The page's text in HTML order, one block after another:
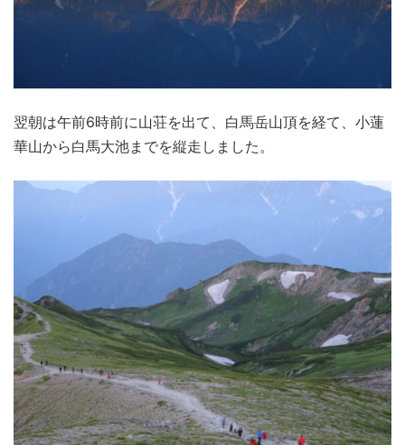
翌朝は午前6時前に山荘を出て、白馬岳山頂を経て、小蓮
華山から白馬大池までを縦走しました。